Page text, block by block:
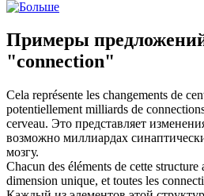
Примеры
"connection"
Cela représente les changements de
potentiellement milliards de
cerveau. Это представляет
возможно миллиардах
мозгу.
Chacun des éléments de cette structure
dimension unique, et toutes les